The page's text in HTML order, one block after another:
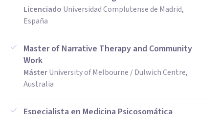
Licenciado Universidad Complutense de Madrid,
España
Master of Narrative Therapy and Community
Work
MásterUniversity of Melbourne / Dulwich Centre,
Australia